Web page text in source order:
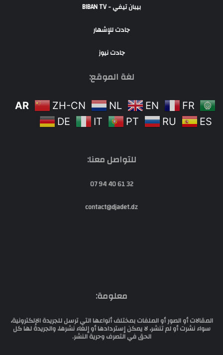
بيبان تيفي - BIBAN TV
جادت للإشهار
جادت نيوز
لغة الموقع:
AR ZH-CN NL EN
FR
DE
IT PT RU ES
للتواصل معنا:
32 61 40 94 07
contact@djadet.dz
معلومة:
المقالات أو الصور أو الملفات بمختلف أنواعها التي ترسل للجريدة الإلكترونية،
سواء نشرت أو لم تنشر، لا يمكن إستردادها أو إلغاء نشرها، والجريدة لها كل
الحق في التصرف وحرية النشر.